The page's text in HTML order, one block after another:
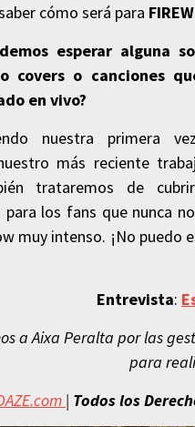
cómo será para
esperar alguna
covers o canciones
en vivo?
nuestra primera
más reciente
trataremos de
los fans que nunca
muy intenso. ¡No puedo
Entrevista:
a Aixa Peralta por las
para
| Todos los